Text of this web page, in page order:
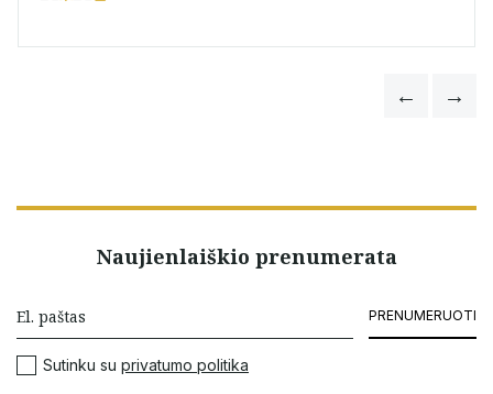
Naujienlaiškio prenumerata
PRENUMERUOTI
Sutinku su privatumo politika